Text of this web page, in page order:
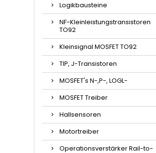
Logikbausteine
NF-Kleinleistungstransistoren
TO92
Kleinsignal MOSFET TO92
TIP, J-Transistoren
MOSFET's N-,P-, LOGL-
MOSFET Treiber
Hallsensoren
Motortreiber
Operationsverstärker Rail-to-